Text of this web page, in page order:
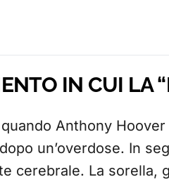
IN CUI LA
Anthony
un’overdose. In
cerebrale. La sorella,